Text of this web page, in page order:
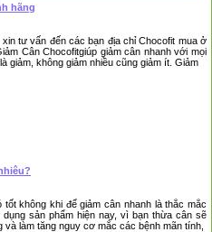
hãng
tư vấn đến các bạn địa chỉ Chocofit mua ở
Cân Chocofitgiúp giảm cân nhanh với mọi
giảm, không giảm nhiều cũng giảm ít. Giảm
không khi để giảm cân nhanh là thắc mắc
sản phẩm hiện nay, vì bạn thừa cân sẽ
và làm tăng nguy cơ mắc các bệnh mãn tính,